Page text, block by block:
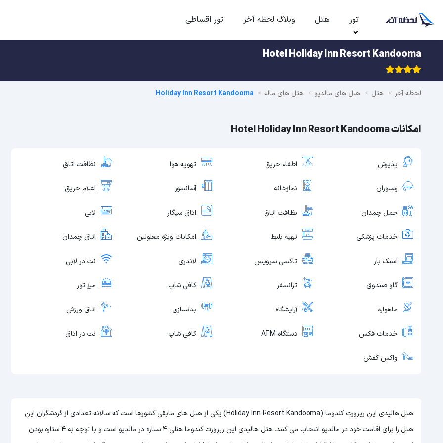
تور هتل وبلاگ لحظه آخر تور اقساطی
Hotel Holiday Inn Resort Kandooma
لحظه آخر هتل هتل های مالدیو هتل های ماله Holiday Inn Resort Kandooma
امکانات Hotel Holiday Inn Resort Kandooma
پذیرش اطفاء حریق تهویه هوا نظافت اتاق
رستوران نمازخانه آسانسور اعلام حریق
حمل چمدان نظافت اتاق اتاق سیگار لابی
خدمات پزشکی تهیه بلیط امکانات ویژه معلولین اتاق چمدان
اسنک بار تاکسی سرویس لاندری نت در لابی
گاو صندوق ترانسفر کافی شاپ میز تور
ماهواره آرایشگاه بدنسازی اتاق ورزش
خدمات فکس دستگاه ATM کافی شاپ نت در اتاق
واکس کفش
هتل هالیدی این ریزورت کندوما (Holiday Inn Resort Kandooma) یکی از هتل های مابقی کشورها است که سالانه تعدادی از گردشگران این
هتل را برای اقامت خود در مالدیو انتخاب می کنند. هتل هالیدی این ریزورت کندوما هتلی 4 ستاره در مالدیو است و با توجه به 4 ستاره بودن